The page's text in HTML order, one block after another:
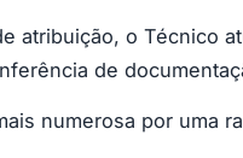
atribuição, o Técnico
de
numerosa por uma